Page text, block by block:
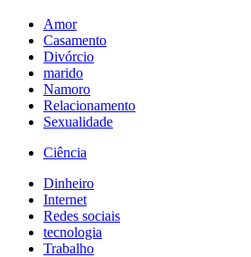
Amor
Casamento
Divórcio
marido
Namoro
Relacionamento
Sexualidade
Ciência
Dinheiro
Internet
Redes sociais
tecnologia
Trabalho